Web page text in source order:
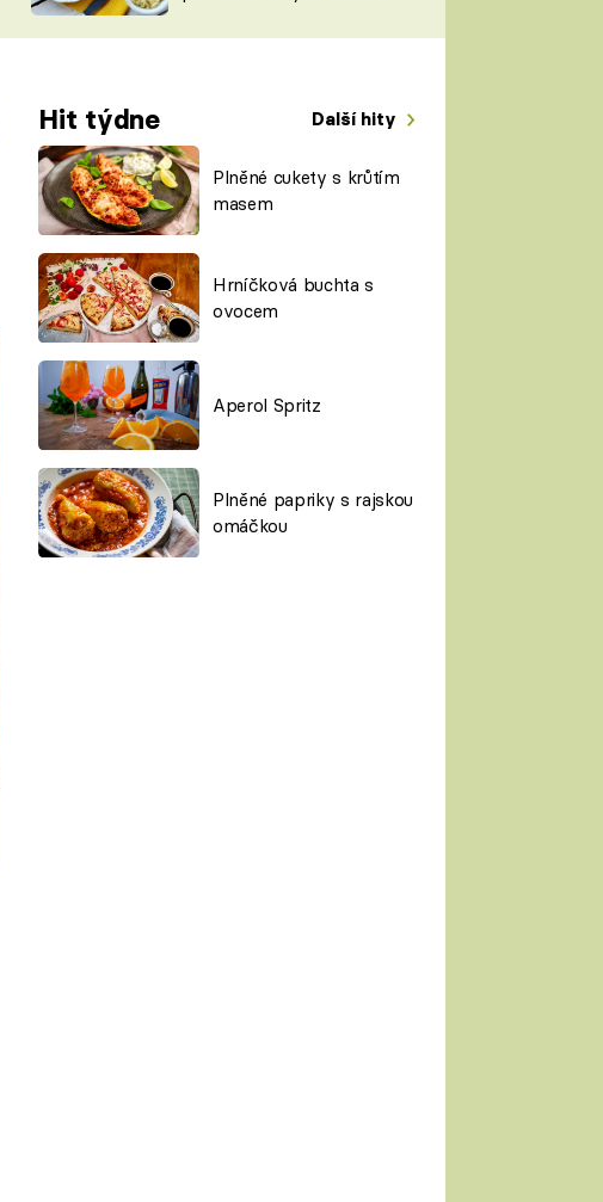
Hit týdne Další hity
Plněné cukety s krůtím
masem
Hrníčková buchta s
ovocem
Aperol Spritz
Plněné papriky s rajskou
omáčkou